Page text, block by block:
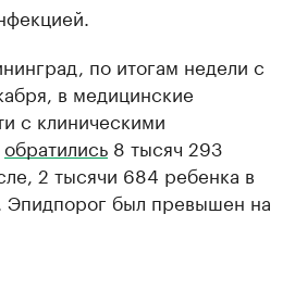
по итогам недели с
в медицинские
с клиническими
обратились 8 тысяч 293
2 тысячи 684 ребенка в
Эпидпорог был превышен на